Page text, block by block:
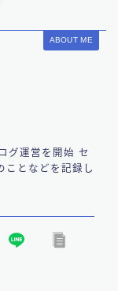
ABOUT ME
グ運営を開始 セ
ことなどを記録し